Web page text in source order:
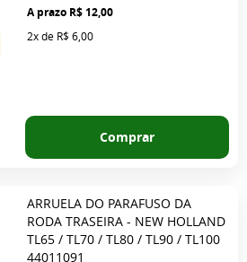
R$ 12,00
2xde R$ 6,00
Comprar
ARRUELA DO PARAFUSO DA
RODA TRASEIRA - NEW HOLLAND
TL65 / TL70 / TL80 / TL90 / TL100
44011091